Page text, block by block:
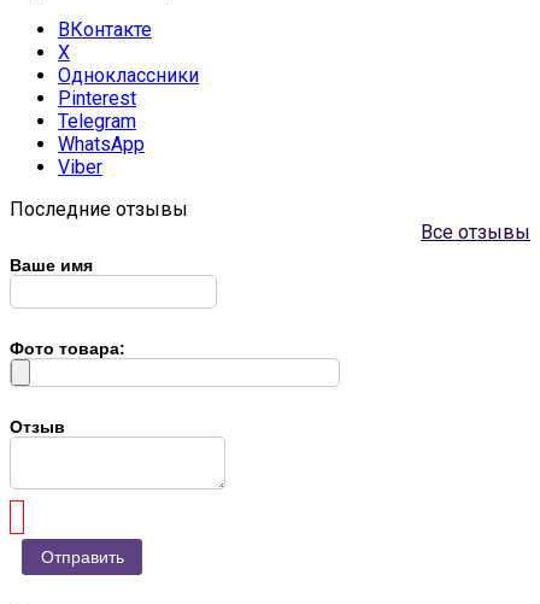
ВКонтакте
X
Одноклассники
Pinterest
Telegram
WhatsApp
Viber
Последние отзывы
Все отзывы
Ваше имя
Фото товара:
Отзыв